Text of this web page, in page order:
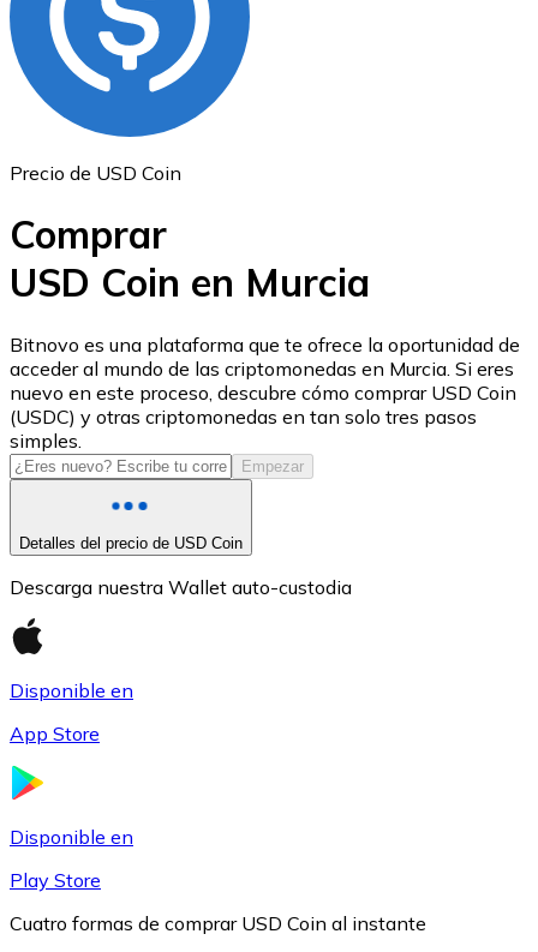
ETH
USD Coin
USDC
Litecoin
LTC
Precio de USD Coin
Comprar
USD Coin en Murcia
Bitnovo es una plataforma que te ofrece la oportunidad de
acceder al mundo de las criptomonedas en Murcia. Si eres
nuevo en este proceso, descubre cómo comprar USD Coin
(USDC) y otras criptomonedas en tan solo tres pasos
simples.
Empezar
Detalles del precio de USD Coin
Descarga nuestra Wallet auto-custodia
Disponible en
App Store
Disponible en
Play Store
Cuatro formas de comprar USD Coin al instante